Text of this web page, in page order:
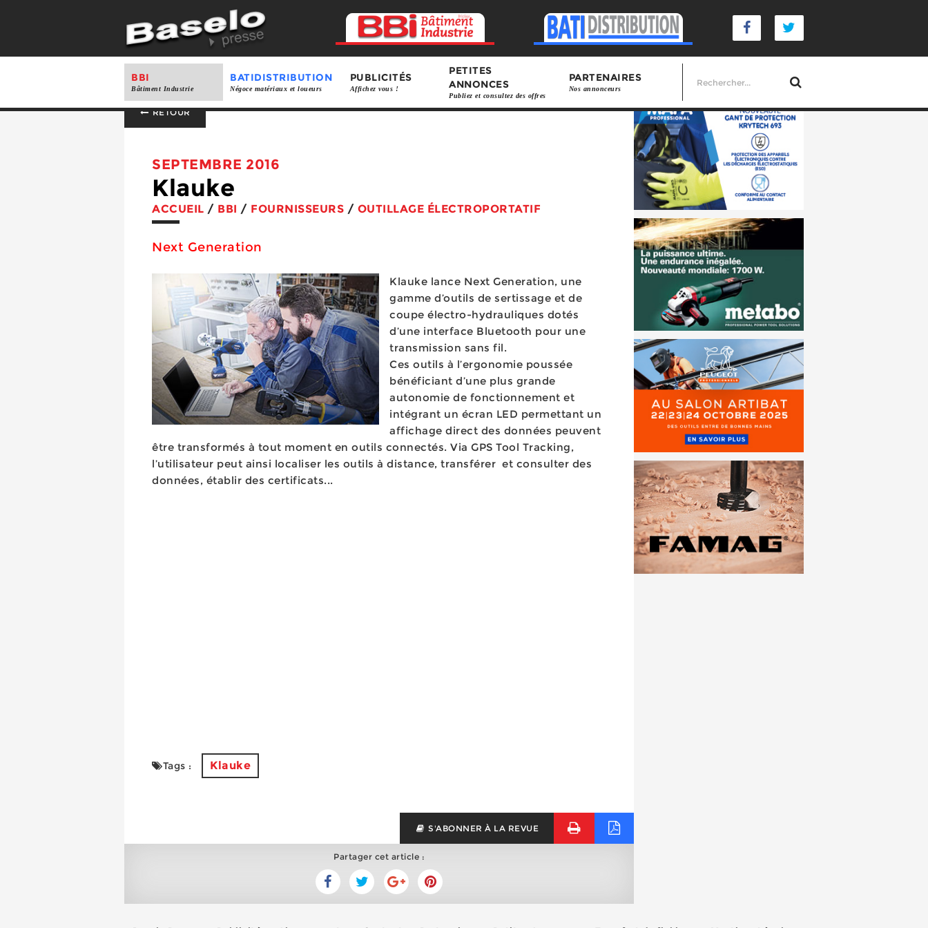
BBI
Bâtiment Industrie
BATIDISTRIBUTION
Négoce matériaux et loueurs
PUBLICITÉS
Affichez vous !
PETITES
ANNONCES
Publiez et consultez des offres
PARTENAIRES
Nos annonceurs
RETOUR
SEPTEMBRE 2016
Klauke
ACCUEIL / BBI / FOURNISSEURS / OUTILLAGE ÉLECTROPORTATIF
Next Generation
Klauke lance Next Generation, une
gamme d’outils de sertissage et de
coupe électro-hydrauliques dotés
d’une interface Bluetooth pour une
transmission sans fil.
Ces outils à l’ergonomie poussée
bénéficiant d’une plus grande
autonomie de fonctionnement et
intégrant un écran LED permettant un
affichage direct des données peuvent
être transformés à tout moment en outils connectés. Via GPS Tool Tracking,
l’utilisateur peut ainsi localiser les outils à distance, transférer et consulter des
données, établir des certificats...
Tags : Klauke
S'ABONNER À LA REVUE
Partager cet article :